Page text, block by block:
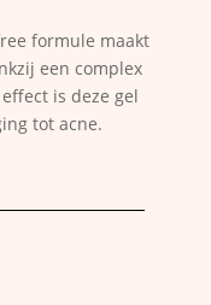
formule maakt
een complex
is deze gel
tot acne.